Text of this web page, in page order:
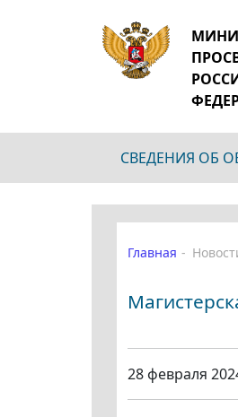
СВЕДЕНИЯ ОБ
Главная
28 февраля